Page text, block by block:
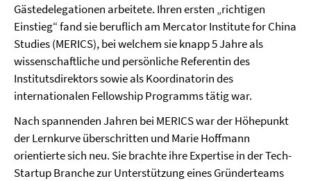
Gästedelegationen arbeitete. Ihren ersten „richtigen
Einstieg“ fand sie beruflich am Mercator Institute for China
Studies (MERICS), bei welchem sie knapp 5 Jahre als
wissenschaftliche und persönliche Referentin des
Institutsdirektors sowie als Koordinatorin des
internationalen Fellowship Programms tätig war.
Nach spannenden Jahren bei MERICS war der Höhepunkt
der Lernkurve überschritten und Marie Hoffmann
orientierte sich neu. Sie brachte ihre Expertise in der Tech-
Startup Branche zur Unterstützung eines Gründerteams